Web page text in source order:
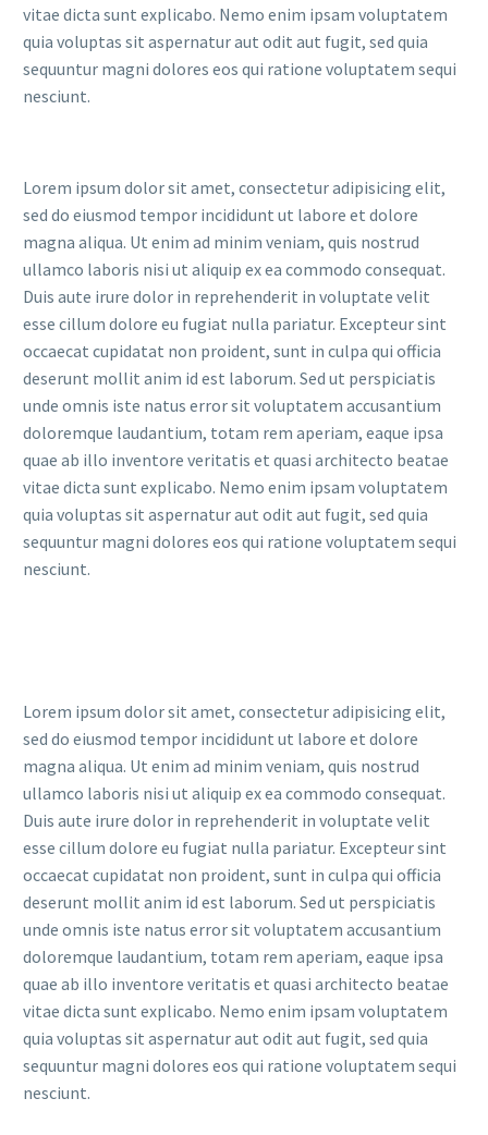
vitae dicta sunt explicabo. Nemo enim ipsam voluptatem
quia voluptas sit aspernatur aut odit aut fugit, sed quia
sequuntur magni dolores eos qui ratione voluptatem sequi
nesciunt.
Lorem ipsum dolor sit amet, consectetur adipisicing elit,
sed do eiusmod tempor incididunt ut labore et dolore
magna aliqua. Ut enim ad minim veniam, quis nostrud
ullamco laboris nisi ut aliquip ex ea commodo consequat.
Duis aute irure dolor in reprehenderit in voluptate velit
esse cillum dolore eu fugiat nulla pariatur. Excepteur sint
occaecat cupidatat non proident, sunt in culpa qui officia
deserunt mollit anim id est laborum. Sed ut perspiciatis
unde omnis iste natus error sit voluptatem accusantium
doloremque laudantium, totam rem aperiam, eaque ipsa
quae ab illo inventore veritatis et quasi architecto beatae
vitae dicta sunt explicabo. Nemo enim ipsam voluptatem
quia voluptas sit aspernatur aut odit aut fugit, sed quia
sequuntur magni dolores eos qui ratione voluptatem sequi
nesciunt.
Lorem ipsum dolor sit amet, consectetur adipisicing elit,
sed do eiusmod tempor incididunt ut labore et dolore
magna aliqua. Ut enim ad minim veniam, quis nostrud
ullamco laboris nisi ut aliquip ex ea commodo consequat.
Duis aute irure dolor in reprehenderit in voluptate velit
esse cillum dolore eu fugiat nulla pariatur. Excepteur sint
occaecat cupidatat non proident, sunt in culpa qui officia
deserunt mollit anim id est laborum. Sed ut perspiciatis
unde omnis iste natus error sit voluptatem accusantium
doloremque laudantium, totam rem aperiam, eaque ipsa
quae ab illo inventore veritatis et quasi architecto beatae
vitae dicta sunt explicabo. Nemo enim ipsam voluptatem
quia voluptas sit aspernatur aut odit aut fugit, sed quia
sequuntur magni dolores eos qui ratione voluptatem sequi
nesciunt.